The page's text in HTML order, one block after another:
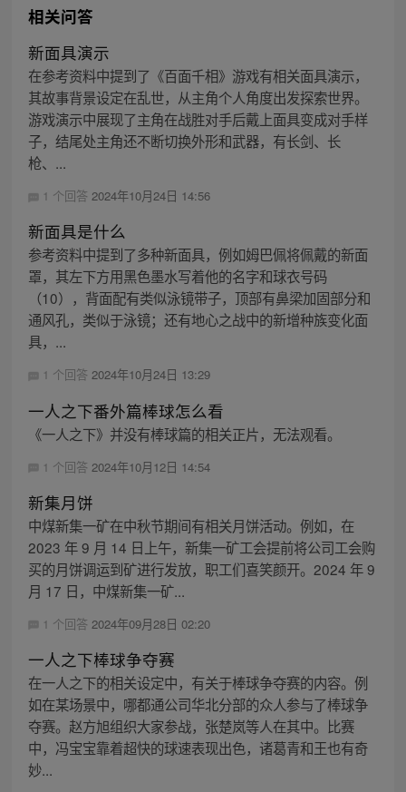
相关问答
新面具演示
在参考资料中提到了《百面千相》游戏有相关面具演示，
其故事背景设定在乱世，从主角个人角度出发探索世界。
游戏演示中展现了主角在战胜对手后戴上面具变成对手样
子，结尾处主角还不断切换外形和武器，有长剑、长
枪、...
1 个回答 2024年10月24日 14:56
新面具是什么
参考资料中提到了多种新面具，例如姆巴佩将佩戴的新面
罩，其左下方用黑色墨水写着他的名字和球衣号码
（10），背面配有类似泳镜带子，顶部有鼻梁加固部分和
通风孔，类似于泳镜；还有地心之战中的新增种族变化面
具，...
1 个回答 2024年10月24日 13:29
一人之下番外篇棒球怎么看
《一人之下》并没有棒球篇的相关正片，无法观看。
1 个回答 2024年10月12日 14:54
新集月饼
中煤新集一矿在中秋节期间有相关月饼活动。例如，在
2023 年 9 月 14 日上午，新集一矿工会提前将公司工会购
买的月饼调运到矿进行发放，职工们喜笑颜开。2024 年 9
月 17 日，中煤新集一矿...
1 个回答 2024年09月28日 02:20
一人之下棒球争夺赛
在一人之下的相关设定中，有关于棒球争夺赛的内容。例
如在某场景中，哪都通公司华北分部的众人参与了棒球争
夺赛。赵方旭组织大家参战，张楚岚等人在其中。比赛
中，冯宝宝靠着超快的球速表现出色，诸葛青和王也有奇
妙...